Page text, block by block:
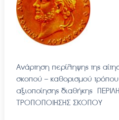
Ανάρτηση περίληψης της
σκοπού – καθορισμού
αξιοποίησης διαθήκης
ΤΡΟΠΟΠΟΙΗΣΗΣ ΣΚΟΠΟΥ